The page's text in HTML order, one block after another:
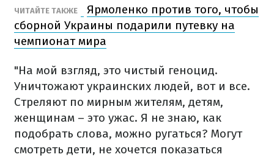
ЧИТАЙТЕ ТАКЖЕ
Ярмоленко против того, чтобы
сборной Украины подарили путевку на
чемпионат мира
"На мой взгляд, это чистый геноцид.
Уничтожают украинских людей, вот и все.
Стреляют по мирным жителям, детям,
женщинам – это ужас. Я не знаю, как
подобрать слова, можно ругаться? Могут
смотреть дети, не хочется показаться